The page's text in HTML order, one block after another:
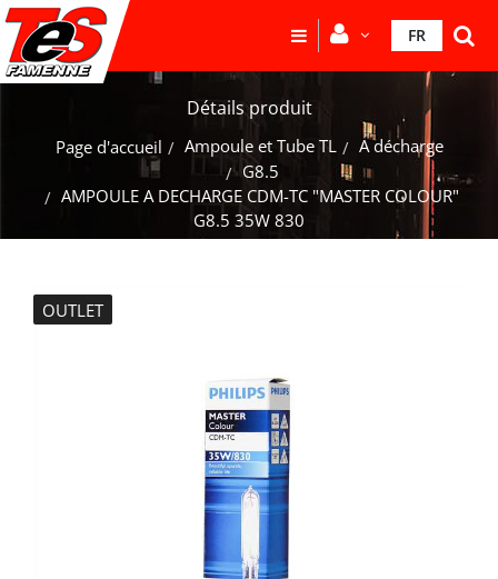
FR
Détails produit
Page d'accueil Ampoule et Tube TL
A décharge
G8.5
AMPOULE A DECHARGE CDM-TC "MASTER COLOUR"
G8.5 35W 830
OUTLET